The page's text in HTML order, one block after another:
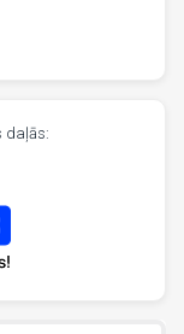
daļās: